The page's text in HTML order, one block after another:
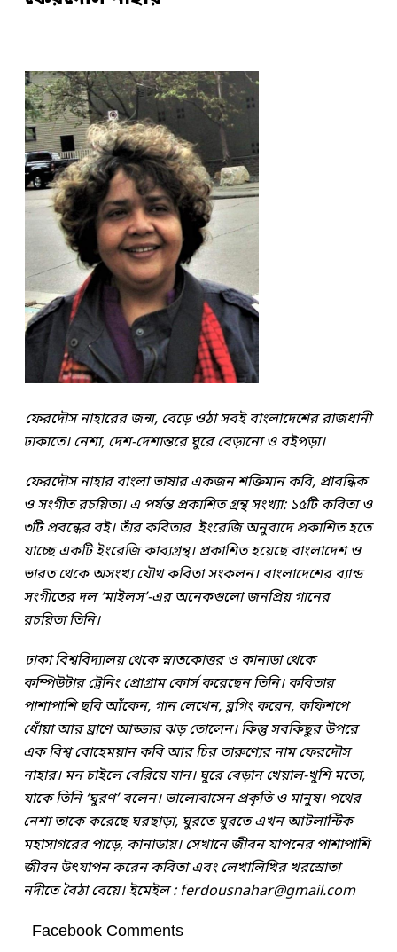
ফেরদৌস নাহারের জন্ম, বেড়ে ওঠা সবই বাংলাদেশের রাজধানী
ঢাকাতে। নেশা, দেশ-দেশান্তরে ঘুরে বেড়ানো ও বইপড়া।
ফেরদৌস নাহার বাংলা ভাষার একজন শক্তিমান কবি, প্রাবন্ধিক
ও সংগীত রচয়িতা। এ পর্যন্ত প্রকাশিত গ্রন্থ সংখ্যা: ১৫টি কবিতা ও
৩টি প্রবন্ধের বই। তাঁর কবিতার ইংরেজি অনুবাদে প্রকাশিত হতে
যাচ্ছে একটি ইংরেজি কাব্যগ্রন্থ। প্রকাশিত হয়েছে বাংলাদেশ ও
ভারত থেকে অসংখ্য যৌথ কবিতা সংকলন। বাংলাদেশের ব্যান্ড
সংগীতের দল ‘মাইলস’-এর অনেকগুলো জনপ্রিয় গানের
রচয়িতা তিনি।
ঢাকা বিশ্ববিদ্যালয় থেকে স্নাতকোত্তর ও কানাডা থেকে
কম্পিউটার ট্রেনিং প্রোগ্রাম কোর্স করেছেন তিনি। কবিতার
পাশাপাশি ছবি আঁকেন, গান লেখেন, ব্লগিং করেন, কফিশপে
ধোঁয়া আর ঘ্রাণে আড্ডার ঝড় তোলেন। কিন্তু সবকিছুর উপরে
এক বিশ্ব বোহেময়ান কবি আর চির তারুণ্যের নাম ফেরদৌস
নাহার। মন চাইলে বেরিয়ে যান। ঘুরে বেড়ান খেয়াল-খুশি মতো,
যাকে তিনি ‘ঘুরণ’ বলেন। ভালোবাসেন প্রকৃতি ও মানুষ। পথের
নেশা তাকে করেছে ঘরছাড়া, ঘুরতে ঘুরতে এখন আটলান্টিক
মহাসাগরের পাড়ে, কানাডায়। সেখানে জীবন যাপনের পাশাপাশি
জীবন উৎযাপন করেন কবিতা এবং লেখালিখির খরস্রোতা
নদীতে বৈঠা বেয়ে। ইমেইল :ferdousnahar@gmail.com
Facebook Comments